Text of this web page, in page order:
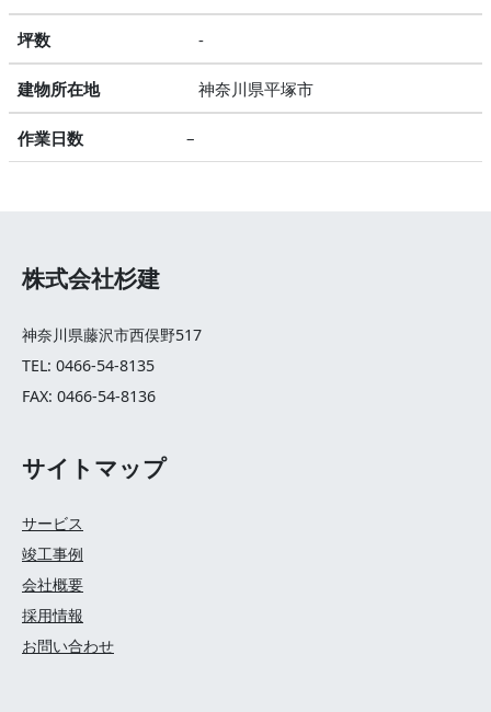
坪数-
建物所在地 神奈川県平塚市
作業日数–
株式会社杉建
神奈川県藤沢市西俣野517
TEL: 0466-54-8135
FAX: 0466-54-8136
サイトマップ
サービス
竣工事例
会社概要
採用情報
お問い合わせ